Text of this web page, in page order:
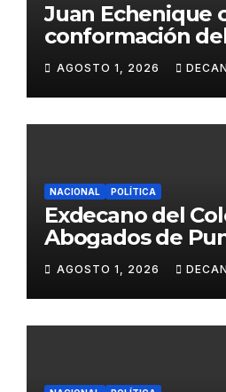
Juan Echenique
conformación
gabinete
Fujimori
AGOSTO 1, 2026
NACIONAL POLÍTICA
Exdecano del
Abogados de
propuestas
ciudadana
AGOSTO 1, 2026